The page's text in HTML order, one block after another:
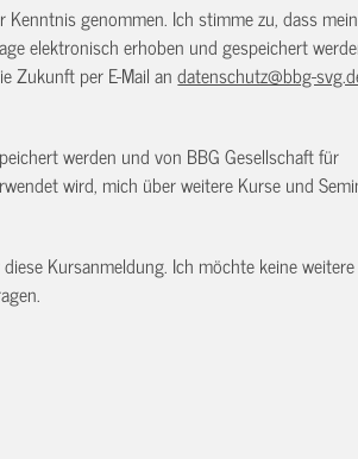
genommen. Ich stimme zu, dass
elektronisch erhoben und gespeichert
Zukunft per E-Mail andatenschutz@bbg-
werden und von BBG Gesellschaft für
wird, mich über weitere Kurse und
Kursanmeldung. Ich möchte keine weitere